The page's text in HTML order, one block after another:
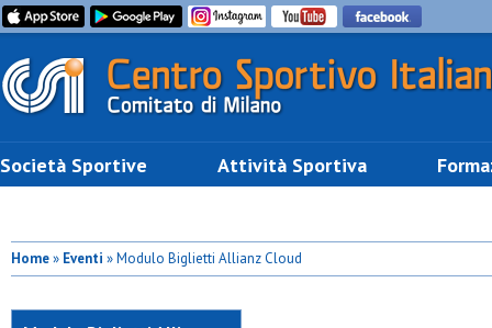
Società Sportive Attività Sportiva
Home» Eventi » Modulo Biglietti Allianz Cloud